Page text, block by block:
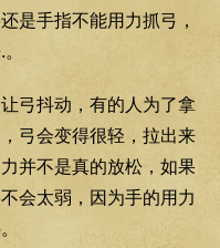
是手指不能用力抓弓，
弓抖动，有的人为了拿
弓会变得很轻，拉出来
并不是真的放松，如果
会太弱，因为手的用力